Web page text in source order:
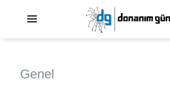
Genel